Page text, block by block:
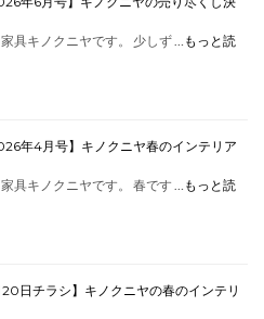
具キノクニヤです。 少しず …
もっと読
年4月号】キノクニヤ春のインテリア
具キノクニヤです。 春です …
もっと読
20日チラシ】キノクニヤの春のインテリ